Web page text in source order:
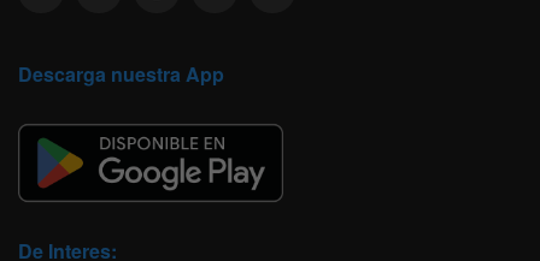
Portal de noticias financieras y de criptomonedas.
Descarga nuestra App